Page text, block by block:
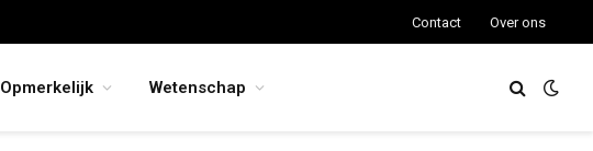
Contact Over ons
Opmerkelijk Wetenschap